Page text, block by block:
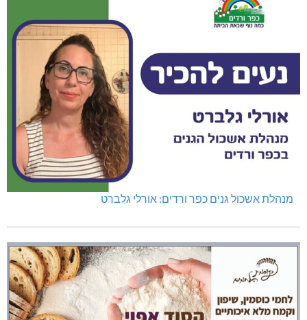
מנהלת אשכול גנים כפר ורדים: אורלי גלברט